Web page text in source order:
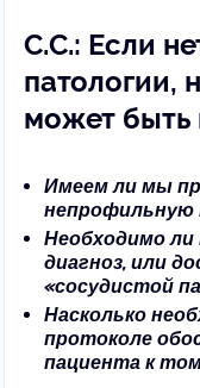
С.С.: Если
патологии,
может быть
Имеем ли мы
непрофильную
Необходимо
диагноз, или
«сосудистой
Насколько
протоколе
пациента к